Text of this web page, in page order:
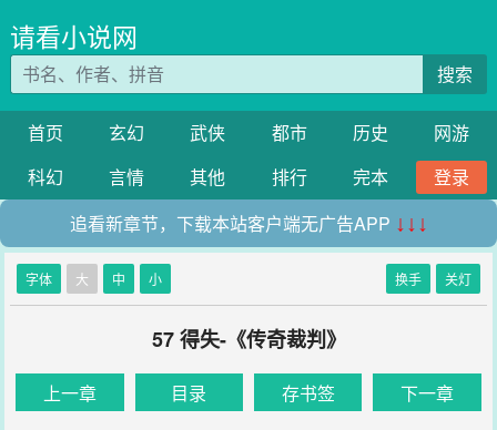
请看小说网
搜索
首页 玄幻 武侠 都市 历史
网游
科幻
言情 其他 排行 完本
登录
追看新章节，下载本站客户端无广告APP ↓↓↓
字体 大 中 小 换手 关灯
57 得失-《传奇裁判》
上一章 目录 存书签 下一章